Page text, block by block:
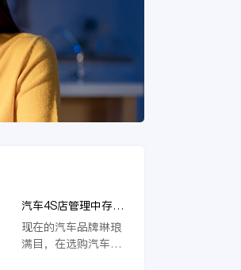
汽车4S店管理中存在
的问题解析
现在的汽车品牌琳琅
满目，在选购汽车的